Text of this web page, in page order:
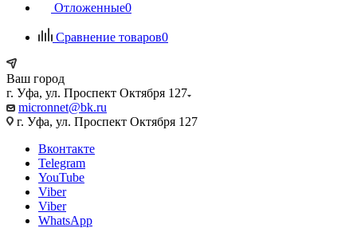
Отложенные0
Сравнение товаров0
Ваш город
г. Уфа, ул. Проспект Октября 127
micronnet@bk.ru
г. Уфа, ул. Проспект Октября 127
Вконтакте
Telegram
YouTube
Viber
Viber
WhatsApp